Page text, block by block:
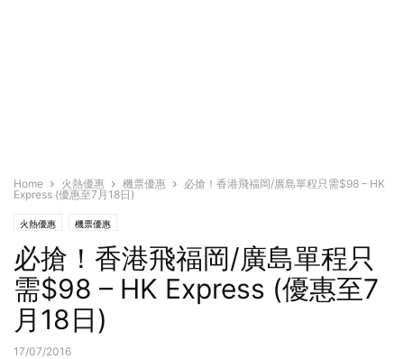
Home 火熱優惠 機票優惠
必搶！香港飛福岡/廣島單程只需$98 – HK
Express (優惠至7月18日)
火熱優惠 機票優惠
必搶！香港飛福岡/廣島單程只
需$98 – HK Express (優惠至7
月18日)
17/07/2016